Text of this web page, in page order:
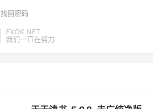
FXOK.NET
我们一直在努力
找回密码